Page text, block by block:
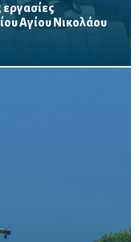
εργασίες
Αγίου Νικολάου
Γιαννάκου»
σχολική χρονιά –
και...